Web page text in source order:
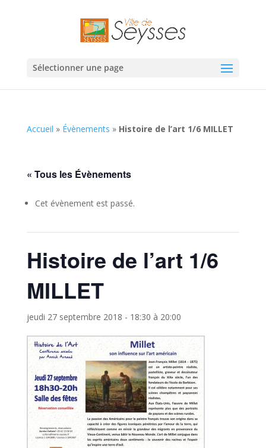
Sélectionner une page
Accueil » Évènements » Histoire de l’art 1/6 MILLET
« Tous les Évènements
Cet évènement est passé.
Histoire de l’art 1/6
MILLET
jeudi 27 septembre 2018 - 18:30 à 20:00